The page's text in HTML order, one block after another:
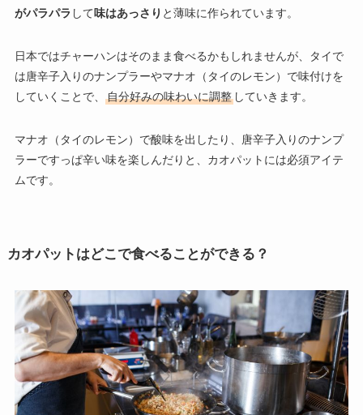
がパラパラ して味はあっさり と薄味に作られています。
日本ではチャーハンはそのまま食べるかもしれませんが、タイで
は唐辛子入りのナンプラーやマナオ（タイのレモン）で味付けを
していくことで、
自分好みの味わいに調整していきます。
マナオ（タイのレモン）で酸味を出したり、唐辛子入りのナンプ
ラーですっぱ辛い味を楽しんだりと、カオパットには必須アイテ
ムです。
カオパットはどこで食べることができる？